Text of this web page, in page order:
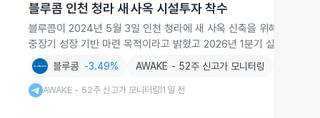
블루콤 인천 청라 새 사옥 시설투자 착수
블루콤이 2024년 5월 3일 인천 청라에 새 사옥 신축을 위해 220억
중장기 성장 기반 마련 목적이라고 밝혔고 2026년 1분기 실적을 공시
블루콤 -3.49% AWAKE - 52주 신고가 모니터링
AWAKE - 52주 신고가 모니터링 |1일 전